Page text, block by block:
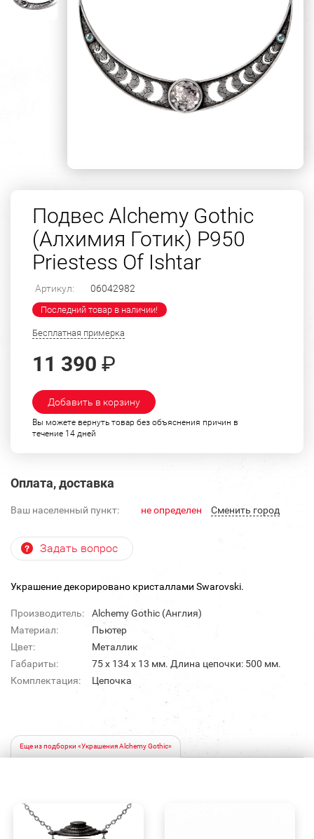
Подвес Alchemy Gothic
(Алхимия Готик) P950
Priestess Of Ishtar
Артикул: 06042982
Последний товар в наличии!
Бесплатная примерка
11 390 ₽
Добавить в корзину
Вы можете вернуть товар без объяснения причин в
течение 14 дней
Оплата, доставка
Ваш населенный пункт: не определен Cменить город
Задать вопрос
Украшение декорировано кристаллами Swarovski.
Производитель:
Alchemy Gothic (Англия)
Материал:
Пьютер
Цвет:
Металлик
Габариты:
75 х 134 х 13 мм. Длина цепочки: 500 мм.
Комплектация:
Цепочка
Еще из подборки «Украшения Alchemy Gothic»